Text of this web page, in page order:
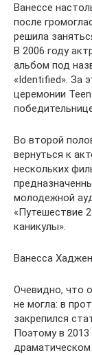
Ванессе
после
решила
В 2006 году
альбом под
«Identified». За
церемонии
Во второй
вернуться к
нескольких
молодежной
«Путешествие
каникулы».
Ванесса
Очевидно, что
не могла: в
закрепился
Поэтому в 2013
драматическом